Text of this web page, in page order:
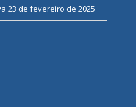
23 de fevereiro de 2025